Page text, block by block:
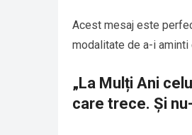
Acest mesaj este
modalitate de a-i
„La Mulți Ani
care trece. Și